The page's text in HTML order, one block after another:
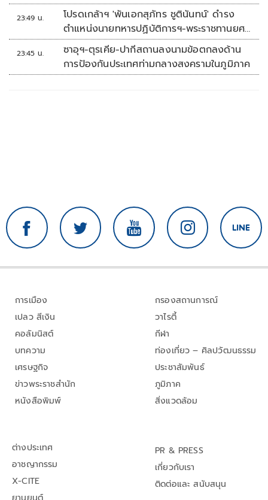
23:49 น.
โปรดเกล้าฯ 'พันเอกสุภัทร ชูตินันทน์' ดำรง
ตำแหน่งนายทหารปฏิบัติการฯ-พระราชทานยศ
'พลตรี'
23:45 น.
ซาอุฯ-ตุรเคีย-ปากีสถานลงนามข้อตกลงด้าน
การป้องกันประเทศท่ามกลางสงครามในภูมิภาค
การเมือง
เปลว สีเงิน
คอลัมนิสต์
บทความ
เศรษฐกิจ
ข่าวพระราชสำนัก
หนังสือพิมพ์
กรองสถานการณ์
วาไรตี้
กีฬา
ท่องเที่ยว – ศิลปวัฒนธรรม
ประชาสัมพันธ์
ภูมิภาค
สิ่งแวดล้อม
ต่างประเทศ
อาชญากรรม
X-CITE
PR & PRESS
เกี่ยวกับเรา
ติดต่อและ สนับสนุน